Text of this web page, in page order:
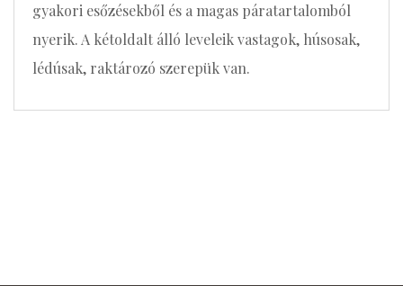
gyakori esőzésekből és a magas páratartalomból
nyerik. A kétoldalt álló leveleik vastagok, húsosak,
lédúsak, raktározó szerepük van.